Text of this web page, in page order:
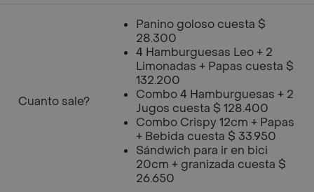
Cuanto sale?
Panino goloso cuesta $
28.300
4 Hamburguesas Leo + 2
Limonadas + Papas cuesta $
132.200
Combo 4 Hamburguesas + 2
Jugos cuesta $ 128.400
Combo Crispy 12cm + Papas
+ Bebida cuesta $ 33.950
Sándwich para ir en bici
20cm + granizada cuesta $
26.650